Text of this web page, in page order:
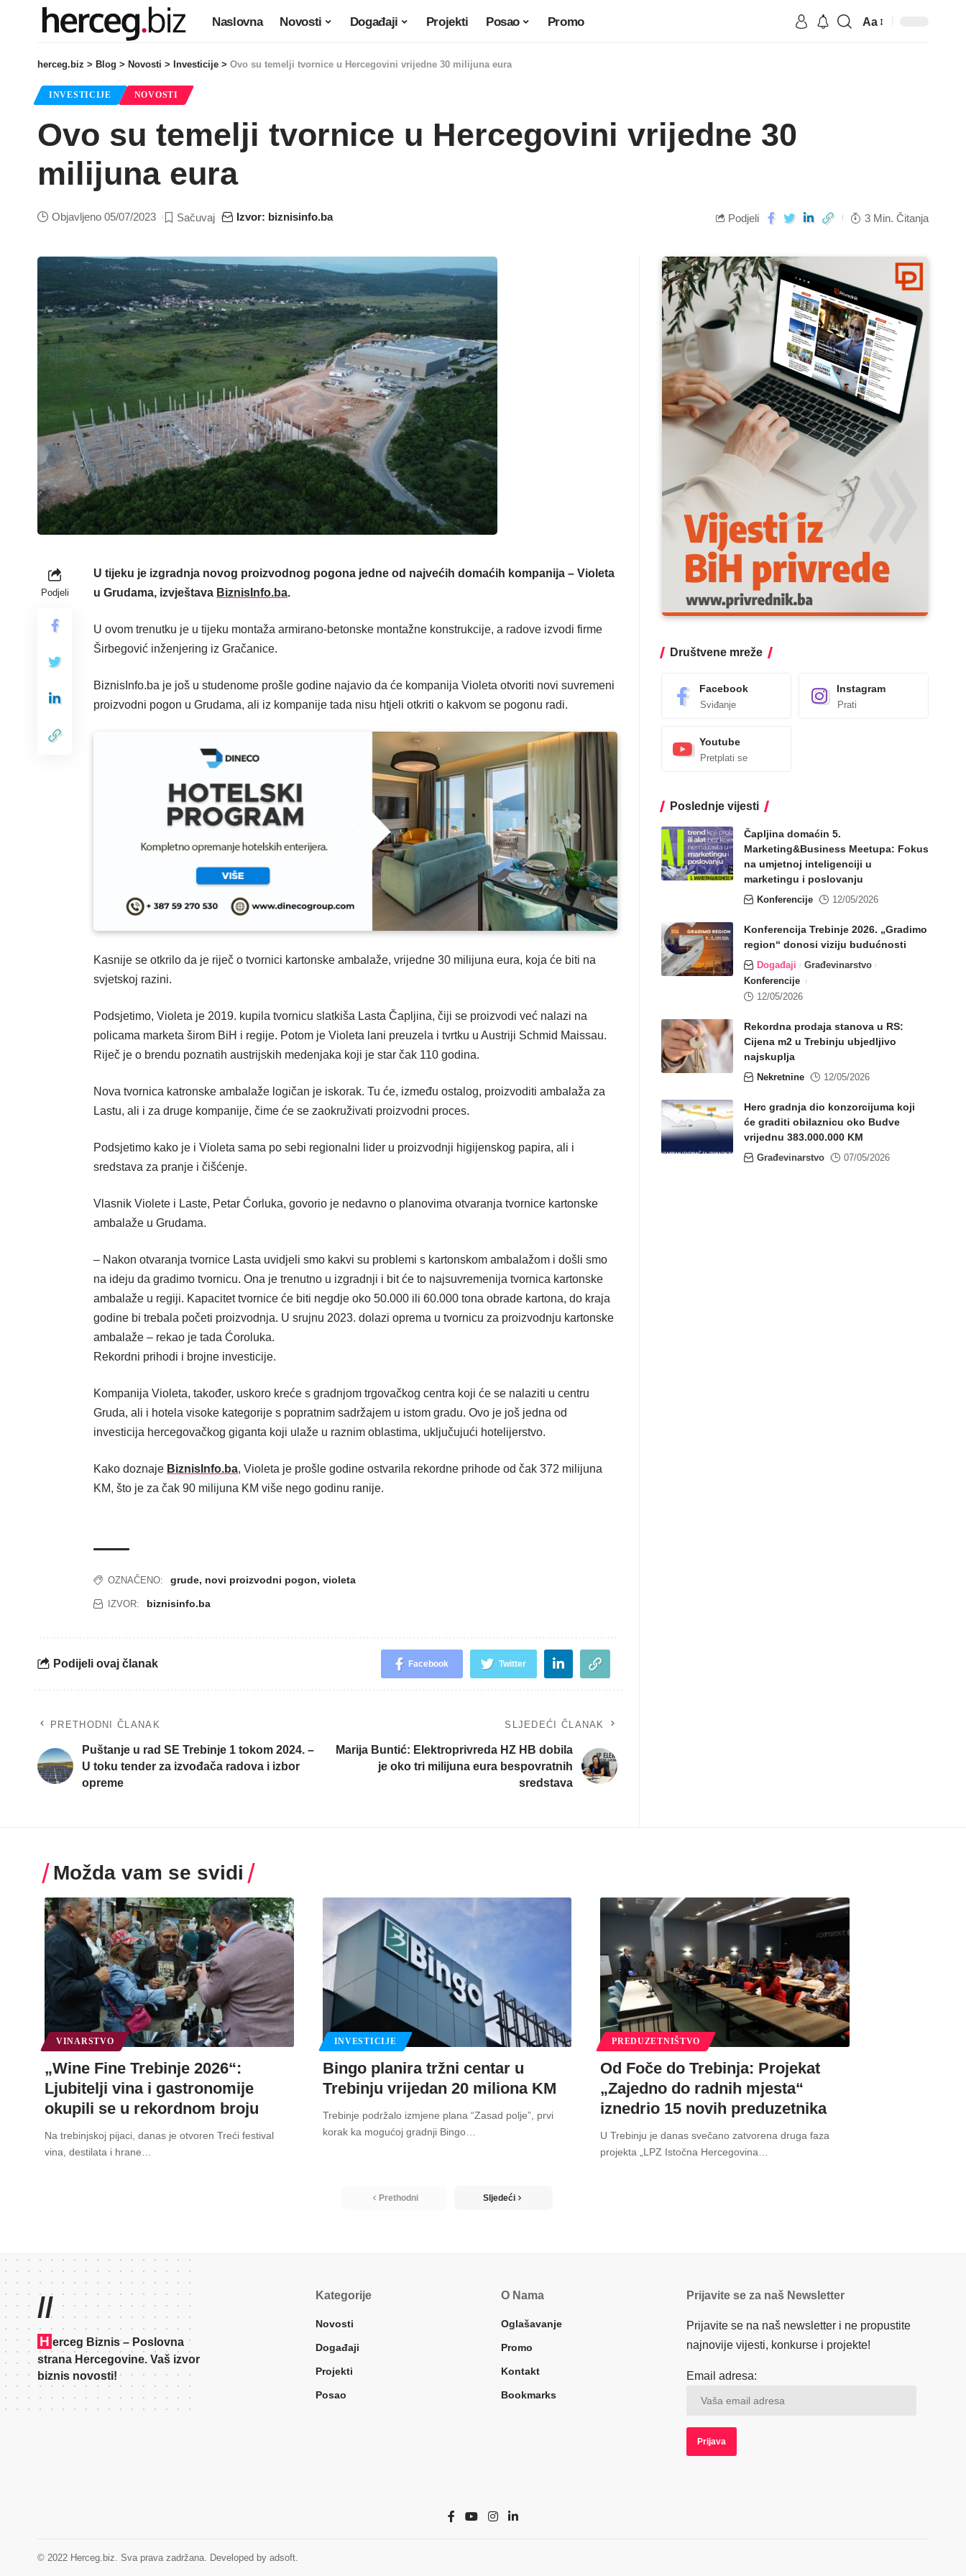
Naslovna Novosti Događaji Projekti Posao Promo Aa
herceg.biz > Blog > Novosti > Investicije > Ovo su temelji tvornice u Hercegovini vrijedne 30 milijuna eura
INVESTICIJE NOVOSTI
Ovo su temelji tvornice u Hercegovini vrijedne 30
milijuna eura
Objavljeno 05/07/2023 Izvor: biznisinfo.ba Podjeli 3 Min. Čitanja
Podjeli
U tijeku je izgradnja novog proizvodnog pogona jedne od najvećih domaćih kompanija – Violeta
u Grudama, izvještava BiznisInfo.ba.
U ovom trenutku je u tijeku montaža armirano-betonske montažne konstrukcije, a radove izvodi firme
Širbegović inženjering iz Gračanice.
BiznisInfo.ba je još u studenome prošle godine najavio da će kompanija Violeta otvoriti novi suvremeni
proizvodni pogon u Grudama, ali iz kompanije tada nisu htjeli otkriti o kakvom se pogonu radi.
Kasnije se otkrilo da je riječ o tvornici kartonske ambalaže, vrijedne 30 milijuna eura, koja će biti na
svjetskoj razini.
Podsjetimo, Violeta je 2019. kupila tvornicu slatkiša Lasta Čapljina, čiji se proizvodi već nalazi na
policama marketa širom BiH i regije. Potom je Violeta lani preuzela i tvrtku u Austriji Schmid Maissau.
Riječ je o brendu poznatih austrijskih medenjaka koji je star čak 110 godina.
Nova tvornica katronske ambalaže logičan je iskorak. Tu će, između ostalog, proizvoditi ambalaža za
Lastu, ali i za druge kompanije, čime će se zaokruživati proizvodni proces.
Podsjetimo kako je i Violeta sama po sebi regionalni lider u proizvodnji higijenskog papira, ali i
sredstava za pranje i čišćenje.
Vlasnik Violete i Laste, Petar Ćorluka, govorio je nedavno o planovima otvaranja tvornice kartonske
ambalaže u Grudama.
– Nakon otvaranja tvornice Lasta uvidjeli smo kakvi su problemi s kartonskom ambalažom i došli smo
na ideju da gradimo tvornicu. Ona je trenutno u izgradnji i bit će to najsuvremenija tvornica kartonske
ambalaže u regiji. Kapacitet tvornice će biti negdje oko 50.000 ili 60.000 tona obrade kartona, do kraja
godine bi trebala početi proizvodnja. U srujnu 2023. dolazi oprema u tvornicu za proizvodnju kartonske
ambalaže – rekao je tada Ćoroluka.
Rekordni prihodi i brojne investicije.
Kompanija Violeta, također, uskoro kreće s gradnjom trgovačkog centra koji će se nalaziti u centru
Gruda, ali i hotela visoke kategorije s popratnim sadržajem u istom gradu. Ovo je još jedna od
investicija hercegovačkog giganta koji ulaže u raznim oblastima, uključujući hotelijerstvo.
Kako doznaje BiznisInfo.ba, Violeta je prošle godine ostvarila rekordne prihode od čak 372 milijuna
KM, što je za čak 90 milijuna KM više nego godinu ranije.
OZNAČENO: grude, novi proizvodni pogon, violeta
IZVOR: biznisinfo.ba
Podijeli ovaj članak Facebook Twitter
PRETHODNI ČLANAK
Puštanje u rad SE Trebinje 1 tokom 2024. –
U toku tender za izvođača radova i izbor
opreme
SLJEDEĆI ČLANAK
Marija Buntić: Elektroprivreda HZ HB dobila
je oko tri milijuna eura bespovratnih
sredstava
Društvene mreže
Facebook
Sviđanje
Instagram
Prati
Youtube
Pretplati se
Poslednje vijesti
Čapljina domaćin 5.
Marketing&Business Meetupa: Fokus
na umjetnoj inteligenciji u
marketingu i poslovanju
Konferencije 12/05/2026
Konferencija Trebinje 2026. „Gradimo
region“ donosi viziju budućnosti
Događaji
Građevinarstvo
Konferencije
12/05/2026
Rekordna prodaja stanova u RS:
Cijena m2 u Trebinju ubjedljivo
najskuplja
Nekretnine 12/05/2026
Herc gradnja dio konzorcijuma koji
će graditi obilaznicu oko Budve
vrijednu 383.000.000 KM
Građevinarstvo 07/05/2026
Možda vam se svidi
VINARSTVO
„Wine Fine Trebinje 2026“:
Ljubitelji vina i gastronomije
okupili se u rekordnom broju
Na trebinjskoj pijaci, danas je otvoren Treći festival
vina, destilata i hrane
INVESTICIJE
Bingo planira tržni centar u
Trebinju vrijedan 20 miliona KM
Trebinje podržalo izmjene plana “Zasad polje”, prvi
korak ka mogućoj gradnji Bingo…
PREDUZETNIŠTVO
Od Foče do Trebinja: Projekat
„Zajedno do radnih mjesta“
iznedrio 15 novih preduzetnika
U Trebinju je danas svečano zatvorena druga faza
projekta „LPZ Istočna Hercegovina
Prethodni Sljedeći
//
H erceg Biznis – Poslovna
strana Hercegovine. Vaš izvor
biznis novosti!
Kategorije
Novosti
Događaji
Projekti
Posao
O Nama
Oglašavanje
Promo
Kontakt
Bookmarks
Prijavite se za naš Newsletter
Prijavite se na naš newsletter i ne propustite
najnovije vijesti, konkurse i projekte!
Email adresa:
© 2022 Herceg.biz. Sva prava zadržana. Developed by adsoft.